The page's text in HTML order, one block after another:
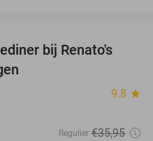
31%
bij Renato's
9.8 star
Regulier €35,95